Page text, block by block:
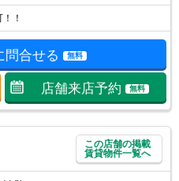
！
問合せる 無料
店舗来店予約 無料
この店舗の掲載
賃貸物件一覧へ